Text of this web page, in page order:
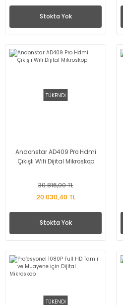
Stokta Yok
TÜKENDİ
Andonstar AD409 Pro Hdmi
Çıkışlı Wifi Dijital Mikroskop
30.816,00 TL
20.030,40 TL
Stokta Yok
TÜKENDİ